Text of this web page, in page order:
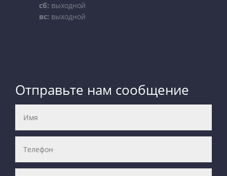
сб: выходной
вс: выходной
Отправьте нам сообщение